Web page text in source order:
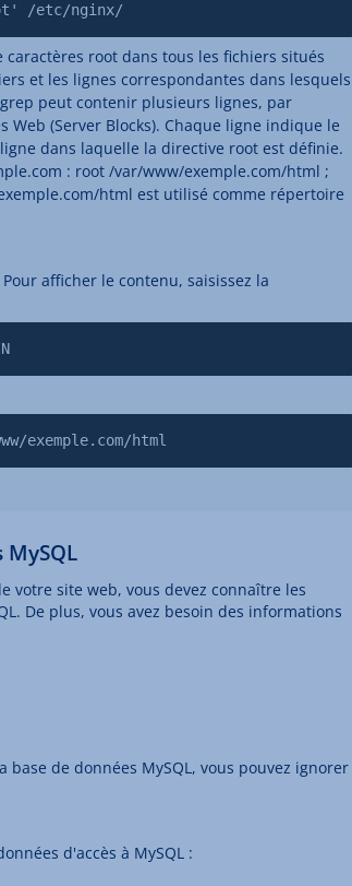
/etc/nginx/
root dans tous les fichiers situés
et les lignes correspondantes dans lesquels
peut contenir plusieurs lignes, par
(Server Blocks). Chaque ligne indique le
dans laquelle la directive root est définie.
: root /var/www/exemple.com/html ;
html est utilisé comme répertoire
afficher le contenu, saisissez la
exemple.com/html
votre site web, vous devez connaître les
De plus, vous avez besoin des informations
base de données MySQL, vous pouvez ignorer
d'accès à MySQL :